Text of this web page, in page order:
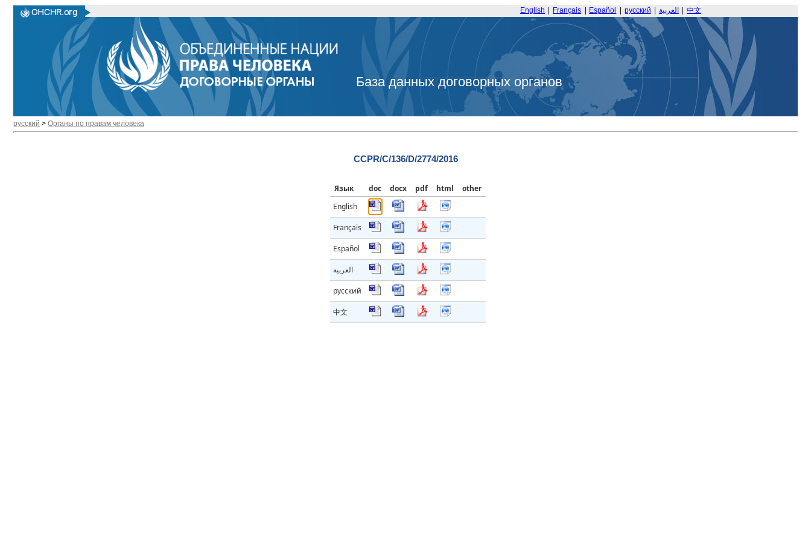
English Français Español русский العربية 中文
База данных договорных органов
русский > Органы по правам человека
CCPR/C/136/D/2774/2016
Язык doc docx pdf html
other
English
Français
Español
العربية
русский
中文